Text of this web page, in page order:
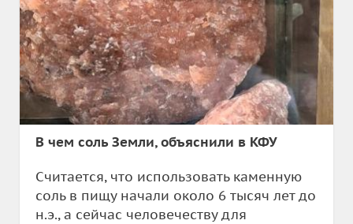
В чем соль Земли, объяснили в КФУ
Считается, что использовать каменную
соль в пищу начали около 6 тысяч лет до
н.э., а сейчас человечеству для